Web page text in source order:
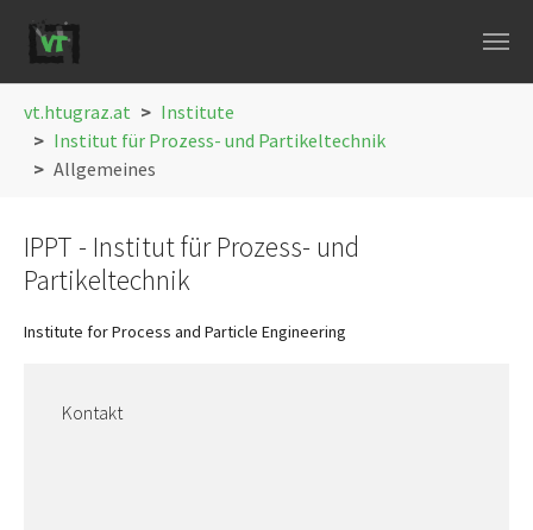
vt.htugraz.at
Institute
Institut für Prozess- und Partikeltechnik
Allgemeines
IPPT - Institut für Prozess- und
Partikeltechnik
Institute for Process and Particle Engineering
Kontakt